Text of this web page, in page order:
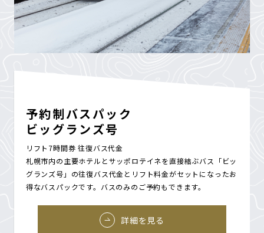
予約制バスパック
ビッグランズ号
リフト7時間券 往復バス代金
札幌市内の主要ホテルとサッポロテイネを直接結ぶバス「ビッ
グランズ号」の往復バス代金とリフト料金がセットになったお
得なバスパックです。バスのみのご予約もできます。
詳細を見る